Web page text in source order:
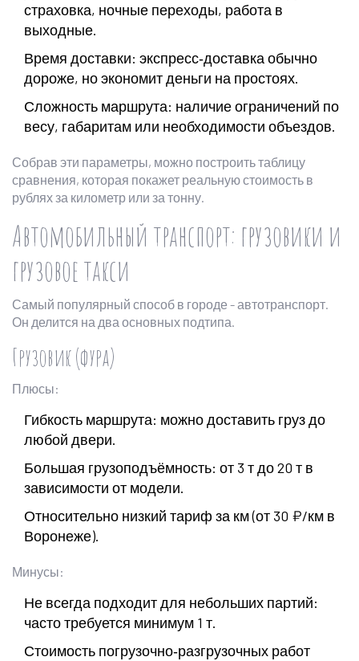
страховка, ночные переходы, работа в
выходные.
Время доставки: экспресс‑доставка обычно
дороже, но экономит деньги на простоях.
Сложность маршрута: наличие ограничений по
весу, габаритам или необходимости объездов.
Собрав эти параметры, можно построить таблицу
сравнения, которая покажет реальную стоимость в
рублях за километр или за тонну.
Автомобильный транспорт: грузовики и
грузовое такси
Самый популярный способ в городе - автотранспорт.
Он делится на два основных подтипа.
Грузовик (фура)
Плюсы:
Гибкость маршрута: можно доставить груз до
любой двери.
Большая грузоподъёмность: от 3 т до 20 т в
зависимости от модели.
Относительно низкий тариф за км (от 30 ₽/км в
Воронеже).
Минусы:
Не всегда подходит для небольших партий:
часто требуется минимум 1 т.
Стоимость погрузочно‑разгрузочных работ